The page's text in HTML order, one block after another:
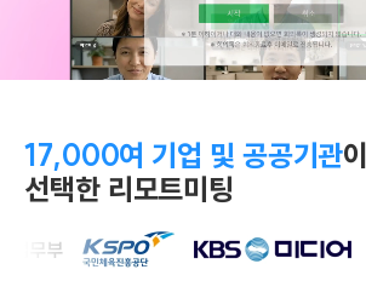
17,000여 기업 및 공공기관이
선택한 리모트미팅